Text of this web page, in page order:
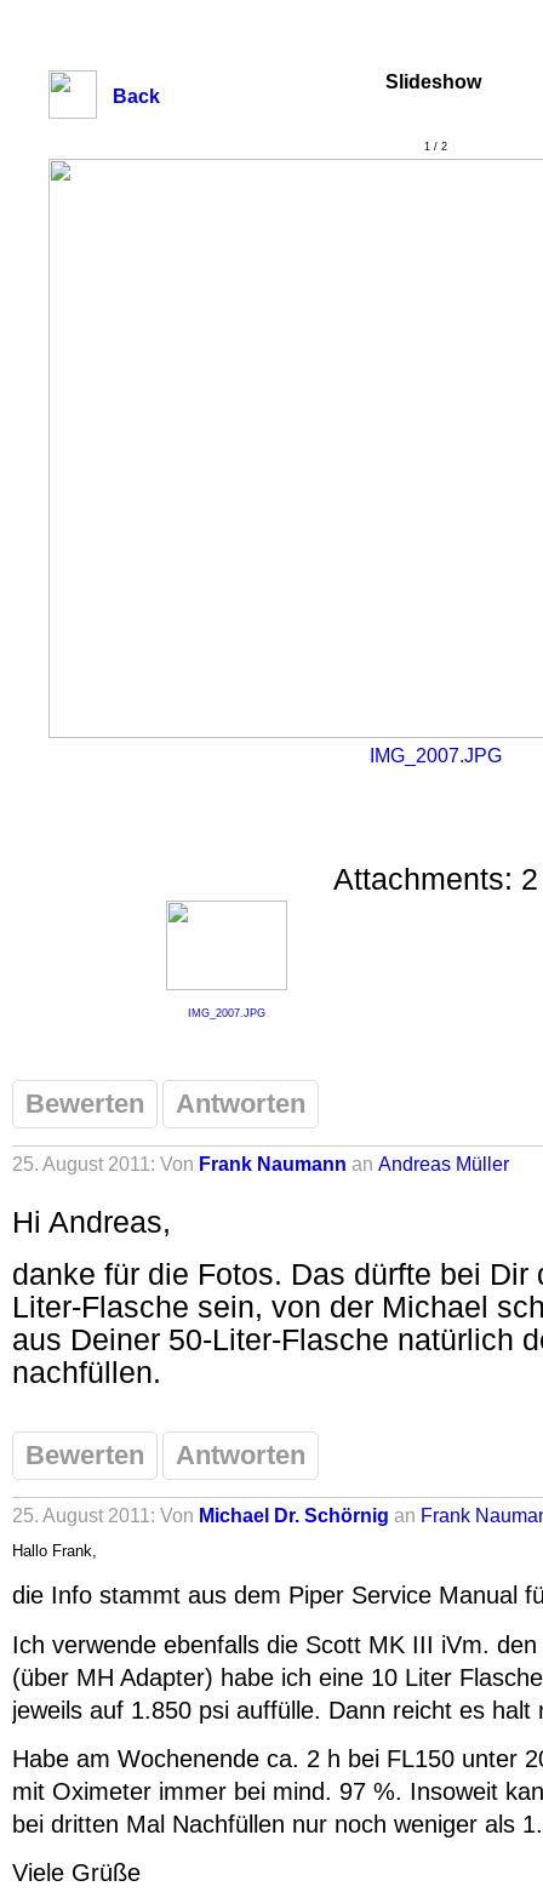
Back
Slideshow
1 / 2
IMG_2007.JPG
Attachments: 2
IMG_2007.JPG
Bewerten Antworten
25. August 2011: Von Frank Naumann an Andreas Müller
Hi Andreas,
danke für die Fotos. Das dürfte bei
Liter-Flasche sein, von der Michael
aus Deiner 50-Liter-Flasche natürlich
nachfüllen.
Bewerten Antworten
25. August 2011: Von Michael Dr. Schörnig an Frank
Hallo Frank,
die Info stammt aus dem Piper Service Manual
Ich verwende ebenfalls die Scott MK III iVm.
(über MH Adapter) habe ich eine 10 Liter
jeweils auf 1.850 psi auffülle. Dann reicht es
Habe am Wochenende ca. 2 h bei FL150 unter
mit Oximeter immer bei mind. 97 %. Insoweit
bei dritten Mal Nachfüllen nur noch weniger als
Viele Grüße